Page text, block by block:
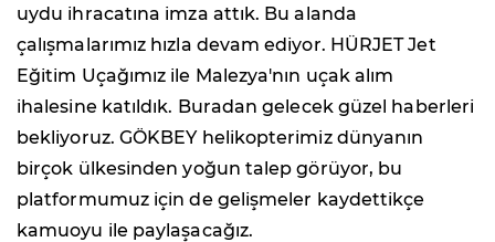
uydu ihracatına imza attık. Bu alanda
çalışmalarımız hızla devam ediyor. HÜRJET Jet
Eğitim Uçağımız ile Malezya'nın uçak alım
ihalesine katıldık. Buradan gelecek güzel haberleri
bekliyoruz. GÖKBEY helikopterimiz dünyanın
birçok ülkesinden yoğun talep görüyor, bu
platformumuz için de gelişmeler kaydettikçe
kamuoyu ile paylaşacağız.